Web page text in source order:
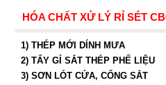
HÓA CHẤT XỬ LÝ RỈ SÉT
1) THÉP MỚI DÍNH MƯA
2) TẨY GỈ SẮT THÉP PHẾ LIỆU
3) SƠN LÓT CỬA, CỔNG SẮT